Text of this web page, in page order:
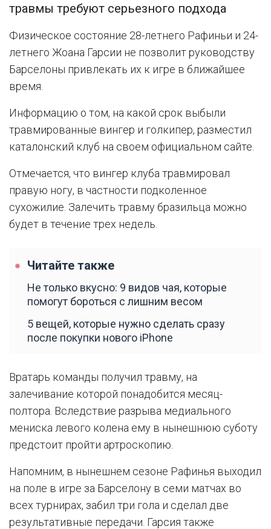
травмы требуют серьезного подхода
Физическое состояние 28-летнего Рафиньи и 24-
летнего Жоана Гарсии не позволит руководству
Барселоны привлекать их к игре в ближайшее
время.
Информацию о том, на какой срок выбыли
травмированные вингер и голкипер, разместил
каталонский клуб на своем официальном сайте.
Отмечается, что вингер клуба травмировал
правую ногу, в частности подколенное
сухожилие. Залечить травму бразильца можно
будет в течение трех недель.
Читайте также
Не только вкусно: 9 видов чая, которые
помогут бороться с лишним весом
5 вещей, которые нужно сделать сразу
после покупки нового iPhone
Вратарь команды получил травму, на
залечивание которой понадобится месяц-
полтора. Вследствие разрыва медиального
мениска левого колена ему в нынешнюю суботу
предстоит пройти артроскопию.
Напомним, в нынешнем сезоне Рафинья выходил
на поле в игре за Барселону в семи матчах во
всех турнирах, забил три гола и сделал две
результативные передачи. Гарсия также